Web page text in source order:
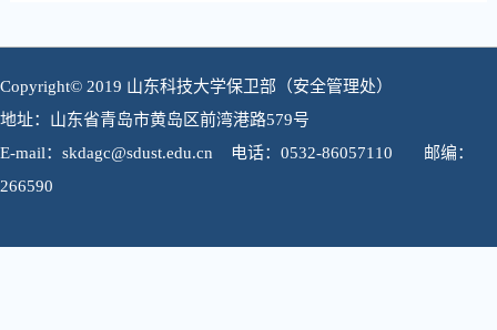
Copyright© 2019 山东科技大学保卫部（安全管理处）
地址：山东省青岛市黄岛区前湾港路579号
E-mail：skdagc@sdust.edu.cn 电话：0532-86057110 邮编：
266590